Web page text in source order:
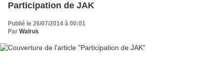
Participation de JAK
Publié le 26/07/2014 à 00:01
Par Walrus